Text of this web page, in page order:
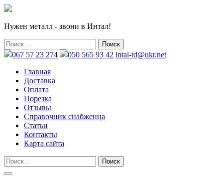
Нужен металл - звони в Интал!
067 57 23 274 050 565 93 42 intal-td@ukr.net
Главная
Доставка
Оплата
Порезка
Отзывы
Справочник снабженца
Статьи
Контакты
Карта сайта